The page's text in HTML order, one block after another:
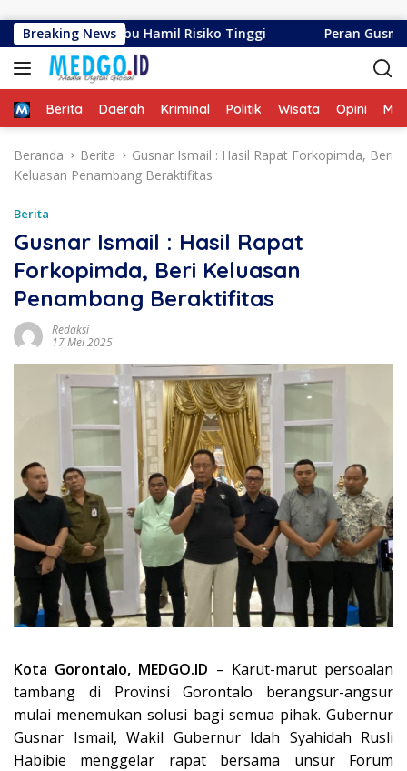
Breaking News
Skrining Ibu Hamil Risiko Tinggi Peran Gusnar -
HomeBerita Daerah Kriminal Politik Wisata Opini
Beranda Berita
Gusnar Ismail : Hasil Rapat Forkopimda, Beri
Keluasan Penambang Beraktifitas
Berita
Gusnar Ismail : Hasil Rapat
Forkopimda, Beri Keluasan
Penambang Beraktifitas
Redaksi
17 Mei 2025
Kota Gorontalo, MEDGO.ID – Karut-marut persoalan
tambang di Provinsi Gorontalo berangsur-angsur
mulai menemukan solusi bagi semua pihak. Gubernur
Gusnar Ismail, Wakil Gubernur Idah Syahidah Rusli
Habibie menggelar rapat bersama unsur Forum